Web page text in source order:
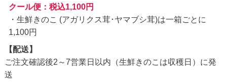
クール便：税込1,100円
・生鮮きのこ (アガリクス茸･ヤマブシ茸)は一箱ごとに
1,100円
【配送】
ご注文確認後2～7営業日以内（生鮮きのこは収穫日）に発
送